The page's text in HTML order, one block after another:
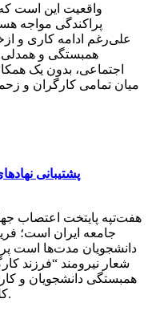
واقعیت این است
پراکندگی مواجه
علی‌رغم ادامه کاری و
همبستگی و همدلی
اجتماعی، بدون یک
میان تمامی کارگران و
پشتیبانی
هفت‌تپه پایتخت اعتصاب
جامعه ایران است؛
دانشجویان مدت‌ها است
شعار نیرومند “فرزند
همبستگی دانشجویان و
کل مفتخوران سرمایه‌دار، تاکید داشته‌ایم.